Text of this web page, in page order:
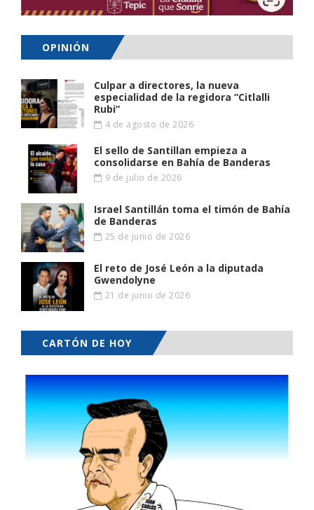
OPINIÓN
Culpar a directores, la nueva
especialidad de la regidora “Citlalli
Rubi”
4 de agosto de 2026
El sello de Santillan empieza a
consolidarse en Bahía de Banderas
9 de julio de 2026
Israel Santillán toma el timón de Bahía
de Banderas
25 de junio de 2026
El reto de José León a la diputada
Gwendolyne
21 de junio de 2026
CARTÓN DE HOY